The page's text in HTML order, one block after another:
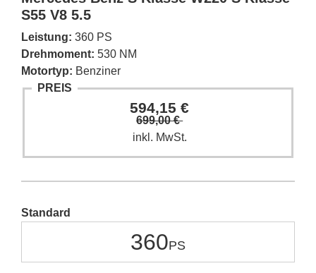
S55 V8 5.5
Leistung: 360 PS
Drehmoment: 530 NM
Motortyp: Benziner
PREIS
594,15 €
699,00 €
inkl. MwSt.
Standard
360